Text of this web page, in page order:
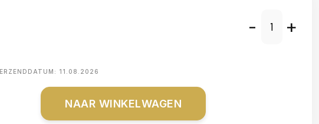
- +
11.08.2026
NAAR WINKELWAGEN